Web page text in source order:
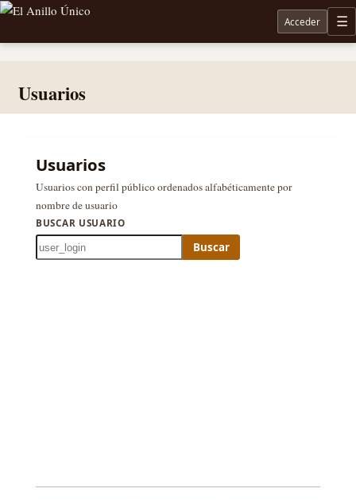
Noticias sobre Tolkien: El Señor de los Anillos, Los Anillos de Poder, La Caza de Gollum, la
Acceder
Usuarios
Usuarios
Usuarios con perfil público ordenados alfabéticamente por
nombre de usuario
BUSCAR USUARIO
Buscar